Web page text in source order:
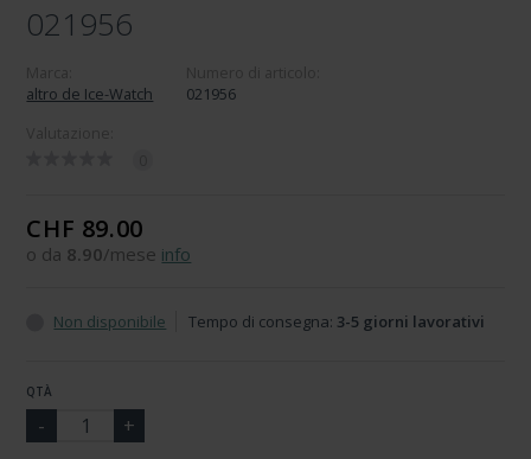
021956
altro de Ice-Watch
021956
CHF 89.00
o da 8.90/mese info
Non disponibile Tempo di consegna: 3-5 giorni lavorativi
QTÀ